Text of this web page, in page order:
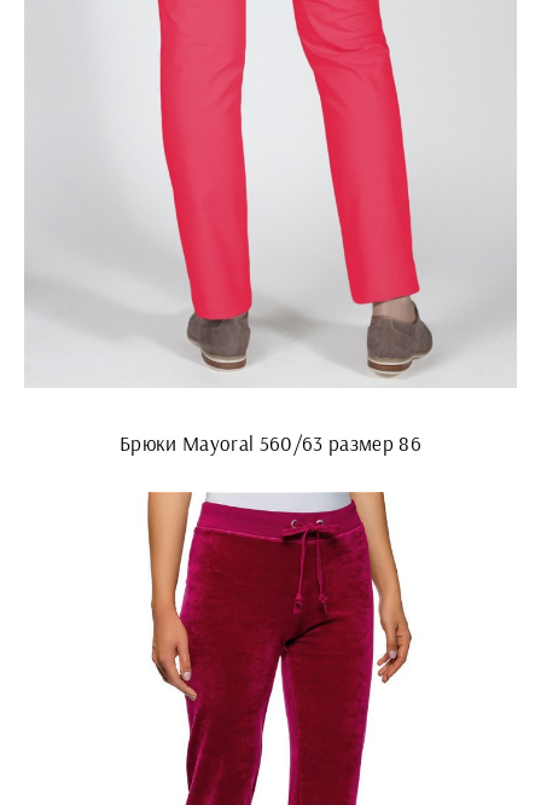
Брюки Mayoral 560/63 размер 86